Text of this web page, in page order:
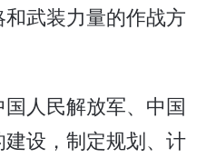
和武装力量的作战方
国人民解放军、中国
设，制定规划、计